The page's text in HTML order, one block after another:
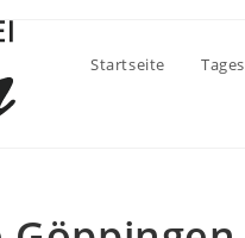
Startseite